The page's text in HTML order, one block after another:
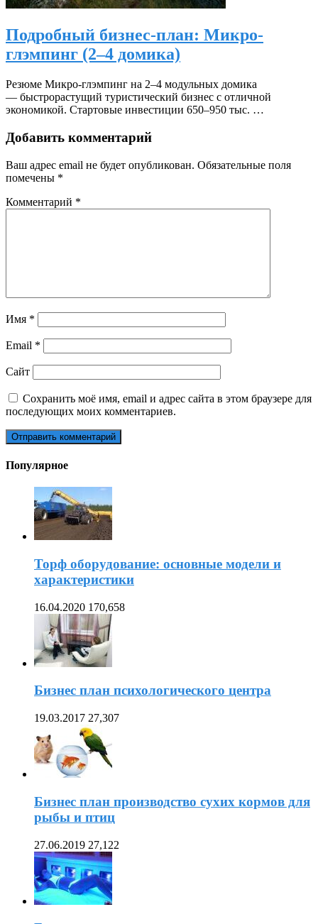
Подробный бизнес-план: Микро-
глэмпинг (2–4 домика)
Резюме Микро-глэмпинг на 2–4 модульных домика
— быстрорастущий туристический бизнес с отличной
экономикой. Стартовые инвестиции 650–950 тыс. …
Добавить комментарий
Ваш адрес email не будет опубликован. Обязательные поля
помечены *
Комментарий *
Имя *
Email *
Сайт
Сохранить моё имя, email и адрес сайта в этом браузере для
последующих моих комментариев.
Популярное
Торф оборудование: основные модели и
характеристики
16.04.2020 170,658
Бизнес план психологического центра
19.03.2017 27,307
Бизнес план производство сухих кормов для
рыбы и птиц
27.06.2019 27,122